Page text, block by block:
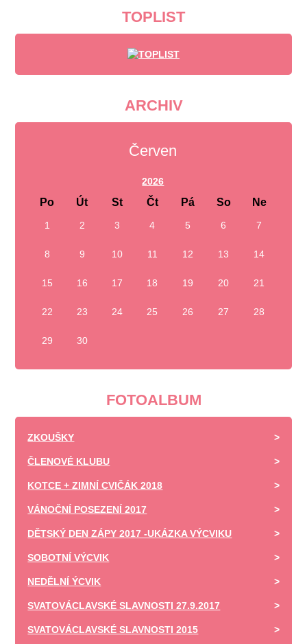
TOPLIST
ARCHIV
Červen
2026
Po Út St Čt Pá So Ne
1 2 3 4 5 6 7
8 9 10 11 12 13 14
15 16 17 18 19 20 21
22 23 24 25 26 27 28
29 30
FOTOALBUM
ZKOUŠKY
ČLENOVÉ KLUBU
KOTCE + ZIMNÍ CVIČÁK 2018
VÁNOČNÍ POSEZENÍ 2017
DĚTSKÝ DEN ZÁPY 2017 -UKÁZKA VÝCVIKU
SOBOTNÍ VÝCVIK
NEDĚLNÍ ÝCVIK
SVATOVÁCLAVSKÉ SLAVNOSTI 27.9.2017
SVATOVÁCLAVSKÉ SLAVNOSTI 2015